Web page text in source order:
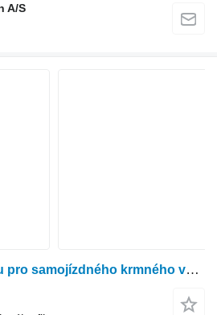
A/S
Těleso olejového filtru pro samojízdného krmného vozu BvL 100